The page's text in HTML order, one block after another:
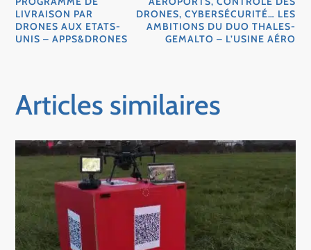
LIVRAISON PAR
DRONES AUX ETATS-
UNIS – APPS&DRONES
DRONES, CYBERSÉCURITÉ… LES
AMBITIONS DU DUO THALES-
GEMALTO – L’USINE AÉRO
Articles similaires